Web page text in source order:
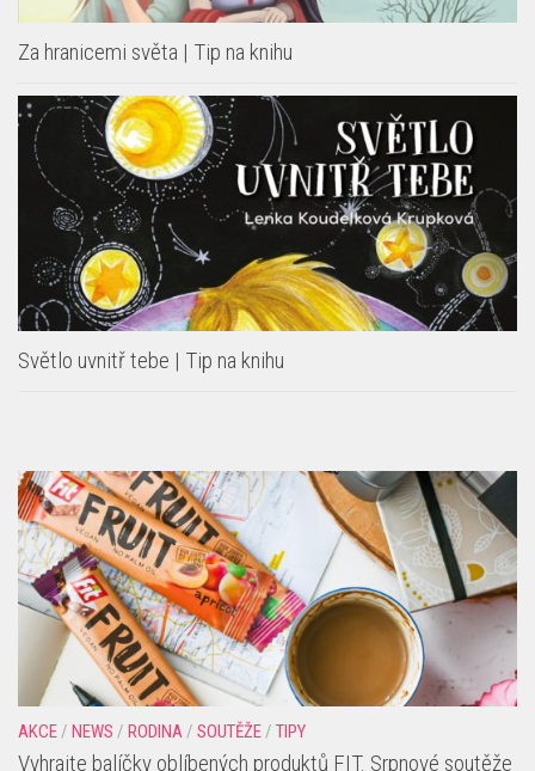
Za hranicemi světa | Tip na knihu
Světlo uvnitř tebe | Tip na knihu
AKCE/ NEWS / RODINA/ SOUTĚŽE/ TIPY
Vyhrajte balíčky oblíbených produktů FIT. Srpnové soutěže